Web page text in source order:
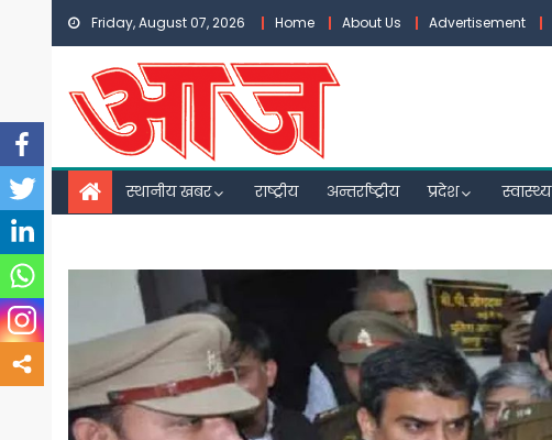
Skip
content
Friday, August 07, 2026 Home About Us Advertisement
स्थानीय खबर राष्ट्रीय अन्तर्राष्ट्रीय प्रदेश स्वास्थ्य